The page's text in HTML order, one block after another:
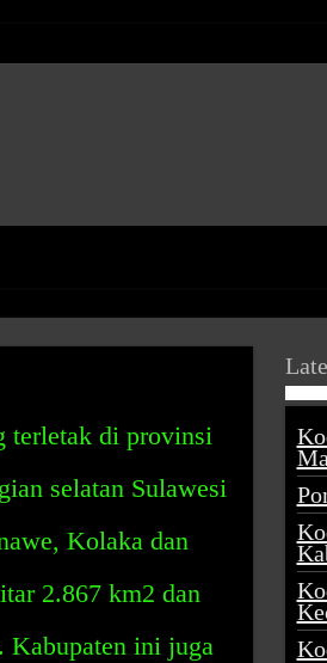
terletak di provinsi
selatan Sulawesi
Kolaka dan
2.867 km2 dan
ini juga